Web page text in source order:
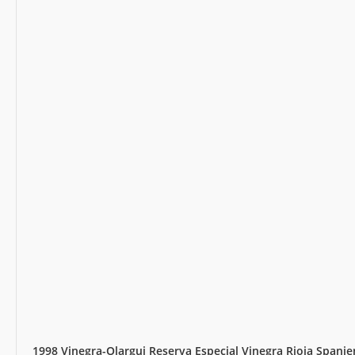
1998 Vinegra-Olargui Reserva Especial Vinegra Rioja